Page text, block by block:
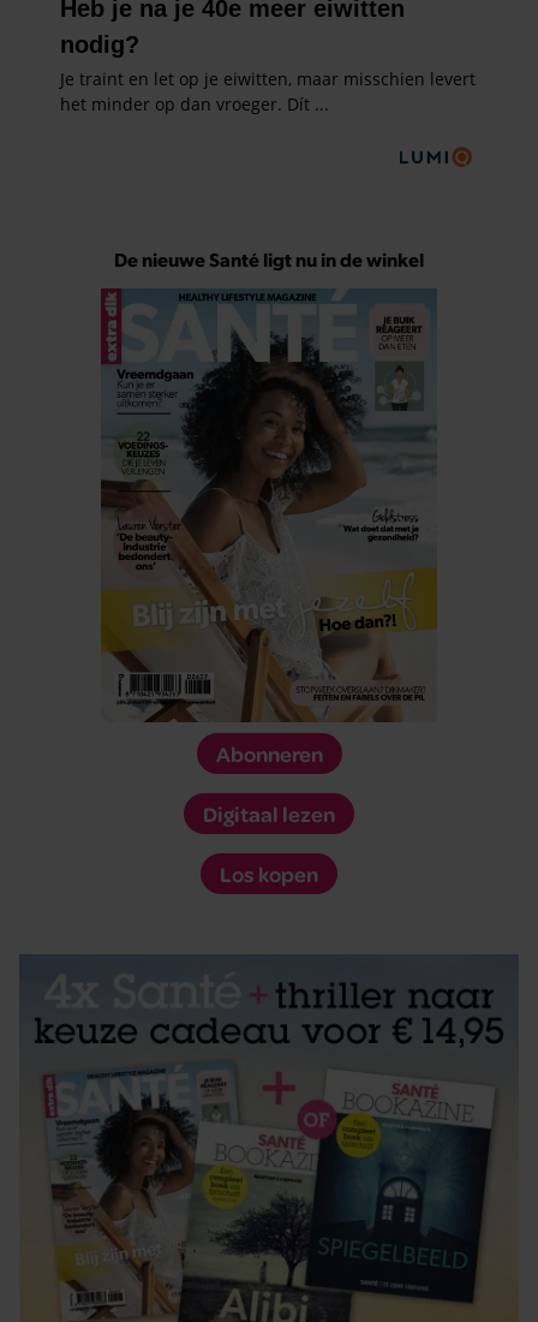
De nieuwe Santé ligt nu in de winkel
Abonneren
Digitaal lezen
Los kopen